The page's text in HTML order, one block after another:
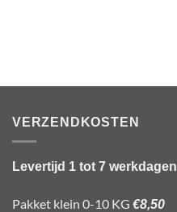
VERZENDKOSTEN
Levertijd 1 tot 7 werkdagen
Pakket klein 0-10 KG €8,50